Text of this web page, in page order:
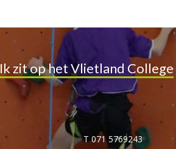
Ik zit op het Vlietland College
T 071 5769243